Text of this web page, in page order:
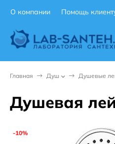
О компании Помощь
Главная Душ Душевые
Душевая
-10%